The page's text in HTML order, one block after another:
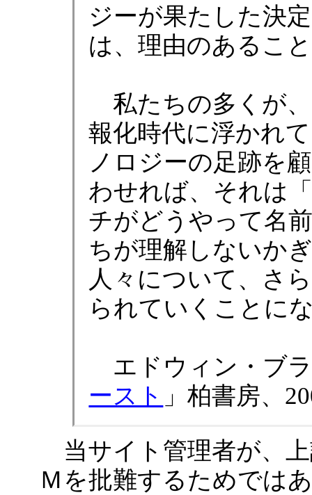
ジーが果たした決
は、理由のあるこ
私たちの多くが
報化時代に浮かれ
ノロジーの足跡を
わせれば、それは
チがどうやって名
ちが理解しないか
人々について、さ
られていくことに
エドウィン・ブ
ースト 」柏書房、
当サイト管理者が、
Ｍを批難するためでは